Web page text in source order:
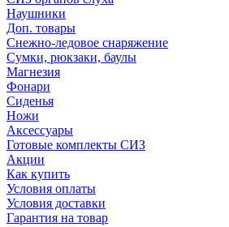
Наушники
Доп. товары
Снежно-ледовое снаряжение
Сумки, рюкзаки, баулы
Магнезия
Фонари
Сиденья
Ножи
Аксессуары
Готовые комплекты СИЗ
Акции
Как купить
Условия оплаты
Условия доставки
Гарантия на товар